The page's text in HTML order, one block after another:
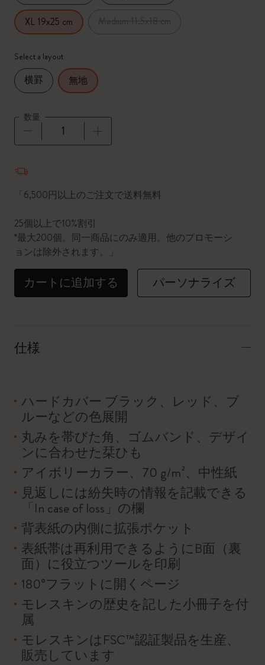
XL 19x25 cm
Select a layout
横罫 無地
数量
「6,500円以上のご注文で送料無料
25個以上で10%割引
*最大200個。同一商品にのみ適用。他のプロモーシ
ョンは除外されます。」
カートに追加する パーソナライズ
仕様
ハードカバー ブラック、レッド、ブ
ルーなどの色展開
丸みを帯びた角、ゴムバンド、デザイ
ンに合わせた栞ひも
アイボリーカラー、70 g/m²、中性紙
見返しには紛失時の情報を記載できる
「In case of loss」の欄
背表紙の内側に拡張ポケット
表紙帯は再利用できるようにB面（裏
面）に役立つツールを印刷
180°フラットに開くページ
モレスキンの歴史を記した小冊子を付
属
モレスキンはFSC™認証製品を生産、
販売しています